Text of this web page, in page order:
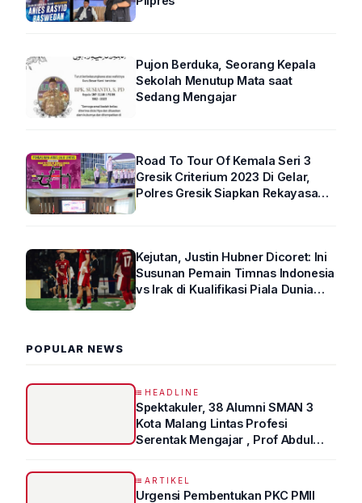
Pujon Berduka, Seorang Kepala
Sekolah Menutup Mata saat
Sedang Mengajar
Road To Tour Of Kemala Seri 3
Gresik Criterium 2023 Di Gelar,
Polres Gresik Siapkan Rekayasa
Kejutan, Justin Hubner Dicoret: Ini
Susunan Pemain Timnas Indonesia
vs Irak di Kualifikasi Piala Dunia
POPULAR NEWS
HEADLINE
Spektakuler, 38 Alumni SMAN 3
Kota Malang Lintas Profesi
Serentak Mengajar , Prof Abdul
ARTIKEL
Urgensi Pembentukan PKC PMII